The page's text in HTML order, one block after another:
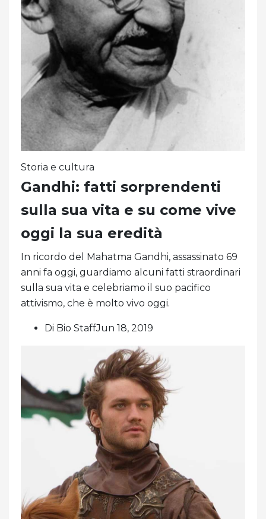
Storia e cultura
Gandhi: fatti sorprendenti
sulla sua vita e su come vive
oggi la sua eredità
In ricordo del Mahatma Gandhi, assassinato 69
anni fa oggi, guardiamo alcuni fatti straordinari
sulla sua vita e celebriamo il suo pacifico
attivismo, che è molto vivo oggi.
Di Bio StaffJun 18, 2019